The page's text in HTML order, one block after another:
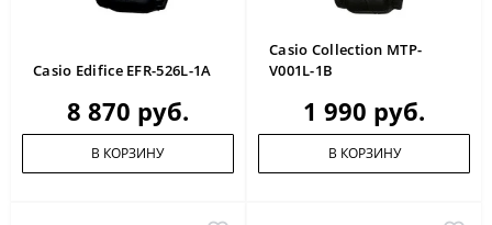
Casio Edifice EFR-526L-1A
8 870 руб.
В КОРЗИНУ
Casio Collection MTP-
V001L-1B
1 990 руб.
В КОРЗИНУ